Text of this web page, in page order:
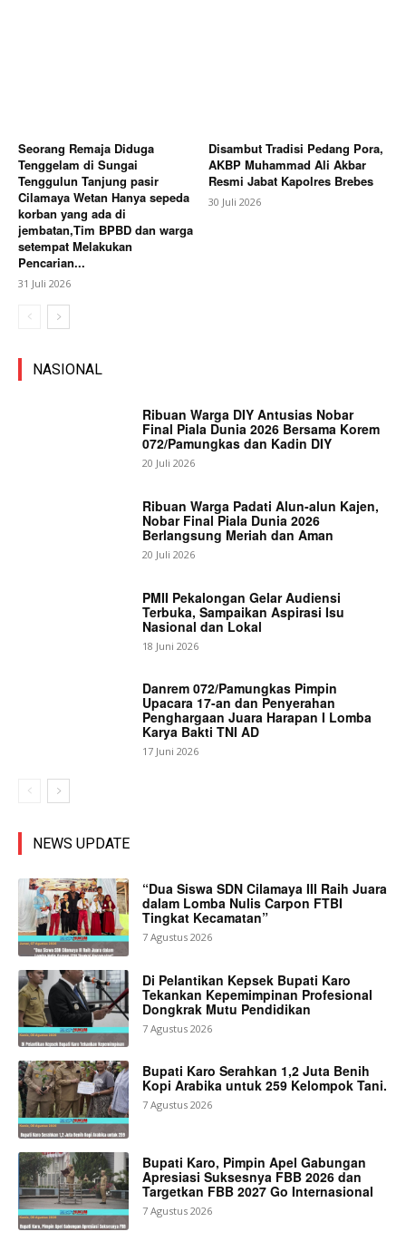
Seorang Remaja Diduga
Tenggelam di Sungai
Tenggulun Tanjung pasir
Cilamaya Wetan Hanya sepeda
korban yang ada di
jembatan,Tim BPBD dan warga
setempat Melakukan
Pencarian...
31 Juli 2026
Disambut Tradisi Pedang Pora,
AKBP Muhammad Ali Akbar
Resmi Jabat Kapolres Brebes
30 Juli 2026
NASIONAL
Ribuan Warga DIY Antusias Nobar
Final Piala Dunia 2026 Bersama Korem
072/Pamungkas dan Kadin DIY
20 Juli 2026
Ribuan Warga Padati Alun-alun Kajen,
Nobar Final Piala Dunia 2026
Berlangsung Meriah dan Aman
20 Juli 2026
PMII Pekalongan Gelar Audiensi
Terbuka, Sampaikan Aspirasi Isu
Nasional dan Lokal
18 Juni 2026
Danrem 072/Pamungkas Pimpin
Upacara 17-an dan Penyerahan
Penghargaan Juara Harapan I Lomba
Karya Bakti TNI AD
17 Juni 2026
NEWS UPDATE
“Dua Siswa SDN Cilamaya III Raih Juara
dalam Lomba Nulis Carpon FTBI
Tingkat Kecamatan”
7 Agustus 2026
Di Pelantikan Kepsek Bupati Karo
Tekankan Kepemimpinan Profesional
Dongkrak Mutu Pendidikan
7 Agustus 2026
Bupati Karo Serahkan 1,2 Juta Benih
Kopi Arabika untuk 259 Kelompok Tani.
7 Agustus 2026
Bupati Karo, Pimpin Apel Gabungan
Apresiasi Suksesnya FBB 2026 dan
Targetkan FBB 2027 Go Internasional
7 Agustus 2026